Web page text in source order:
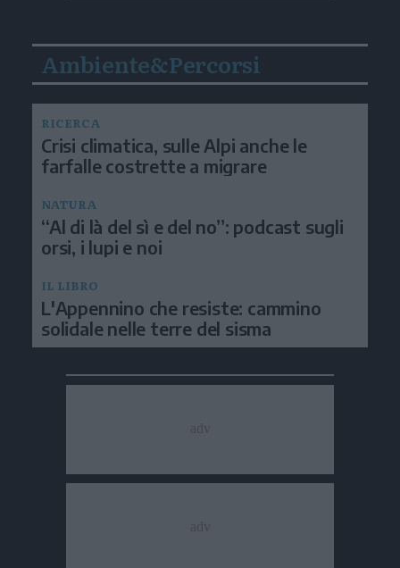
Ambiente&Percorsi
RICERCA
Crisi climatica, sulle Alpi anche le
farfalle costrette a migrare
NATURA
“Al di là del sì e del no”: podcast sugli
orsi, i lupi e noi
IL LIBRO
L'Appennino che resiste: cammino
solidale nelle terre del sisma